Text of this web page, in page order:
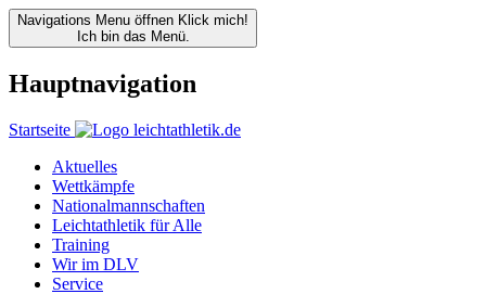
Navigations Menu öffnen Klick mich!
Ich bin das Menü.
Hauptnavigation
Startseite
Aktuelles
Wettkämpfe
Nationalmannschaften
Leichtathletik für Alle
Training
Wir im DLV
Service